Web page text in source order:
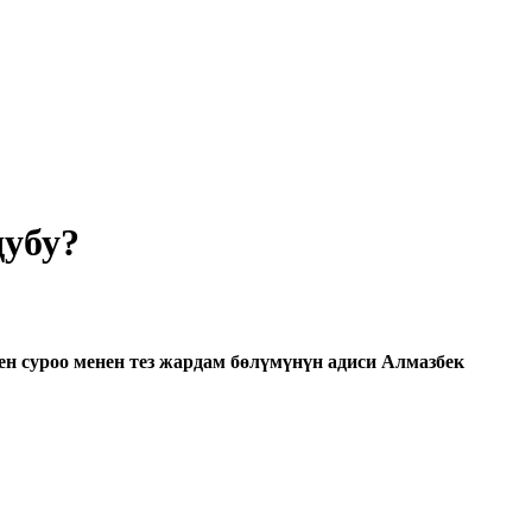
суроо менен тез жардам бөлүмүнүн адиси Алмазбек